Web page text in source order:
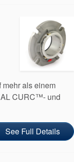
als einem
CURC™- und
See Full Details